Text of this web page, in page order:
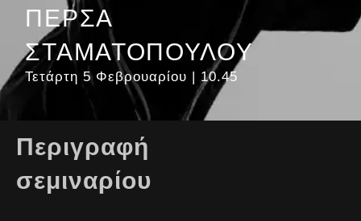
ΠΕΡΣΑ
ΣΤΑΜΑΤΟΠΟΥΛΟΥ
Τετάρτη 5 Φεβρουαρίου | 10.45
Περιγραφή
σεμιναρίου